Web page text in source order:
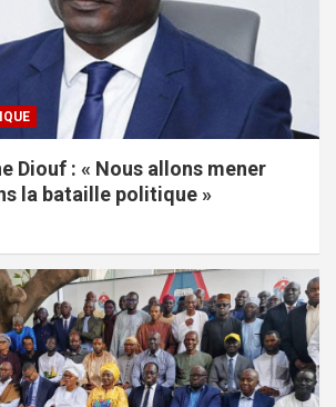
Diouf : « Nous allons mener
la bataille politique »